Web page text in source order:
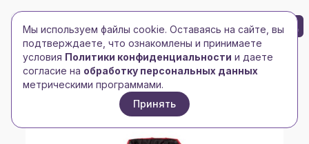
Toggle navigation
Toggle navigation
БРЕНД-ЛОГО 0
Главная/Свитера, джемперы, жилеты/Жилеты/
Жилет мужской WARM 210T
Мы используем файлы cookie. Оставаясь на сайте, вы
подтверждаете, что ознакомлены и принимаете
условия Политики конфиденциальности и даете
согласие на обработку персональных данных
метрическими программами.
Принять